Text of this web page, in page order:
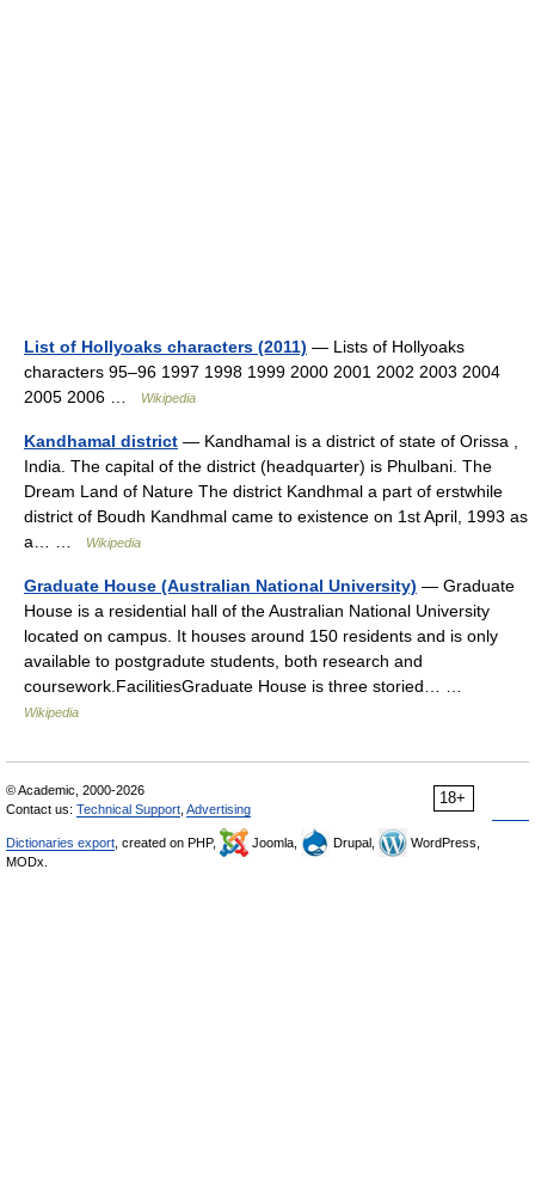
List of Hollyoaks characters (2011) — Lists of Hollyoaks
characters 95–96 1997 1998 1999 2000 2001 2002 2003 2004
2005 2006 …
Wikipedia
Kandhamal district — Kandhamal is a district of state of Orissa ,
India. The capital of the district (headquarter) is Phulbani. The
Dream Land of Nature The district Kandhmal a part of erstwhile
district of Boudh Kandhmal came to existence on 1st April, 1993 as
a… …
Wikipedia
Graduate House (Australian National University) — Graduate
House is a residential hall of the Australian National University
located on campus. It houses around 150 residents and is only
available to postgradute students, both research and
coursework.FacilitiesGraduate House is three storied… …
Wikipedia
18+
© Academic, 2000-2026
Contact us: Technical Support Advertising
Dictionaries export , created on PHP, Joomla, Drupal,
WordPress,
MODx.